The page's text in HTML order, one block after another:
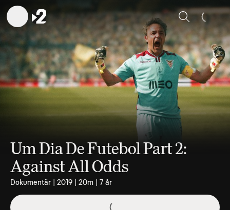
Sök
Um Dia De Futebol Part 2:
Against All Odds
Dokumentär | 2019 | 20m | 7 år